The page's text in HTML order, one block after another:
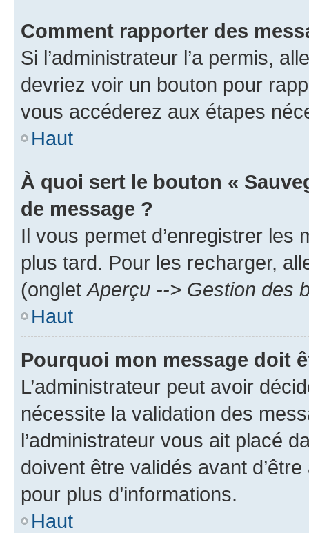
Comment rapporter des
Si l’administrateur l’a permis,
devriez voir un bouton pour
vous accéderez aux étapes
Haut
À quoi sert le bouton «
de message ?
Il vous permet d’enregistrer
plus tard. Pour les recharger,
(onglet Aperçu --> Gestion des
Haut
Pourquoi mon message doit
L’administrateur peut avoir
nécessite la validation des
l’administrateur vous ait placé
doivent être validés avant
pour plus d’informations.
Haut